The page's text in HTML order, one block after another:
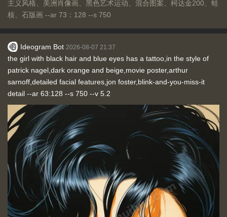
主义风格、美洲肖像画、黑色艺术运动、混合图案、柯达金200、蛙
核、石版画 --ar 73：128 --s 750
Ideogram Bot 2026-08-07 21:37
the girl with black hair and blue eyes has a tattoo,in the style of
patrick nagel,dark orange and beige,movie poster,arthur
sarnoff,detailed facial features,jon foster,blink-and-you-miss-it
detail --ar 63:128 --s 750 --v 5.2